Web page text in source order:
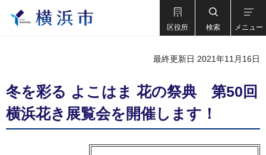
区役所 検索 メニュー
最終更新日 2021年11月16日
冬を彩る よこはま 花の祭典 第50回
横浜花き展覧会を開催します！